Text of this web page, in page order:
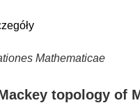
Mathematicae
topology of